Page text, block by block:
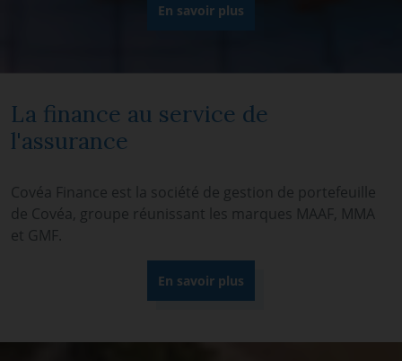
En savoir plus
La finance au service de
l'assurance
Covéa Finance est la société de gestion de portefeuille
de Covéa, groupe réunissant les marques MAAF, MMA
et GMF.
En savoir plus